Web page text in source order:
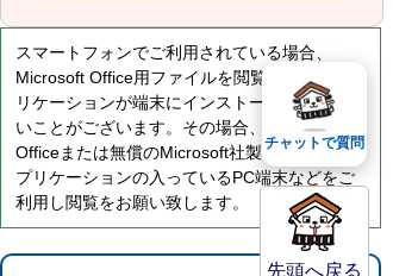
スマートフォンでご利用されている場合、
Microsoft Office用ファイルを閲覧できるアプ
リケーションが端末にインストールされていな
いことがございます。その場合、Microsoft
Officeまたは無償のMicrosoft社製ビューアーア
プリケーションの入っているPC端末などをご
利用し閲覧をお願い致します。
先頭へ戻る
チャットで質問